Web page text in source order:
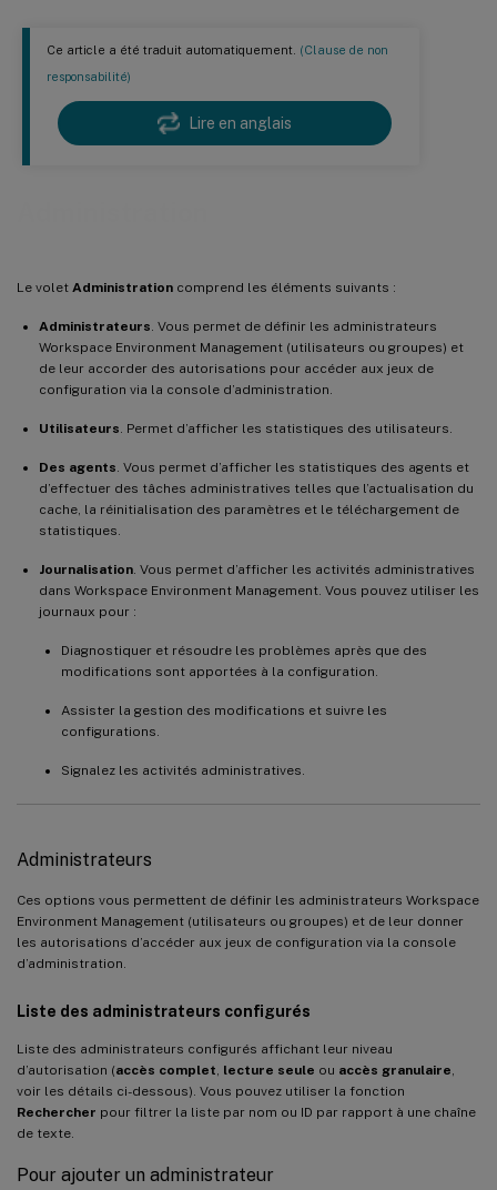
Ce article a été traduit automatiquement. (Clause de non
responsabilité)
Lire en anglais
Le volet Administration comprend les éléments suivants :
Administrateurs . Vous permet de définir les administrateurs
Workspace Environment Management (utilisateurs ou groupes) et
de leur accorder des autorisations pour accéder aux jeux de
configuration via la console d’administration.
Utilisateurs . Permet d’afficher les statistiques des utilisateurs.
Des agents . Vous permet d’afficher les statistiques des agents et
d’effectuer des tâches administratives telles que l’actualisation du
cache, la réinitialisation des paramètres et le téléchargement de
statistiques.
Journalisation . Vous permet d’afficher les activités administratives
dans Workspace Environment Management. Vous pouvez utiliser les
journaux pour :
Diagnostiquer et résoudre les problèmes après que des
modifications sont apportées à la configuration.
Assister la gestion des modifications et suivre les
configurations.
Signalez les activités administratives.
Administrateurs
Ces options vous permettent de définir les administrateurs Workspace
Environment Management (utilisateurs ou groupes) et de leur donner
les autorisations d’accéder aux jeux de configuration via la console
d’administration.
Liste des administrateurs configurés
Liste des administrateurs configurés affichant leur niveau
d’autorisation (accès complet lecture seule ou accès granulaire
voir les détails ci-dessous). Vous pouvez utiliser la fonction
Rechercher pour filtrer la liste par nom ou ID par rapport à une chaîne
de texte.
Pour ajouter un administrateur